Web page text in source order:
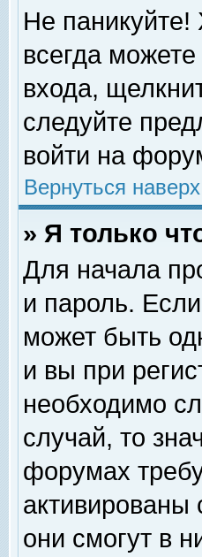
Не
всегда
входа,
следуйте
войти на
Вернуться наверх
» Я только
Для начала
и пароль.
может быть
и вы при
необходимо
случай, то
форумах
активированы
они смогут в